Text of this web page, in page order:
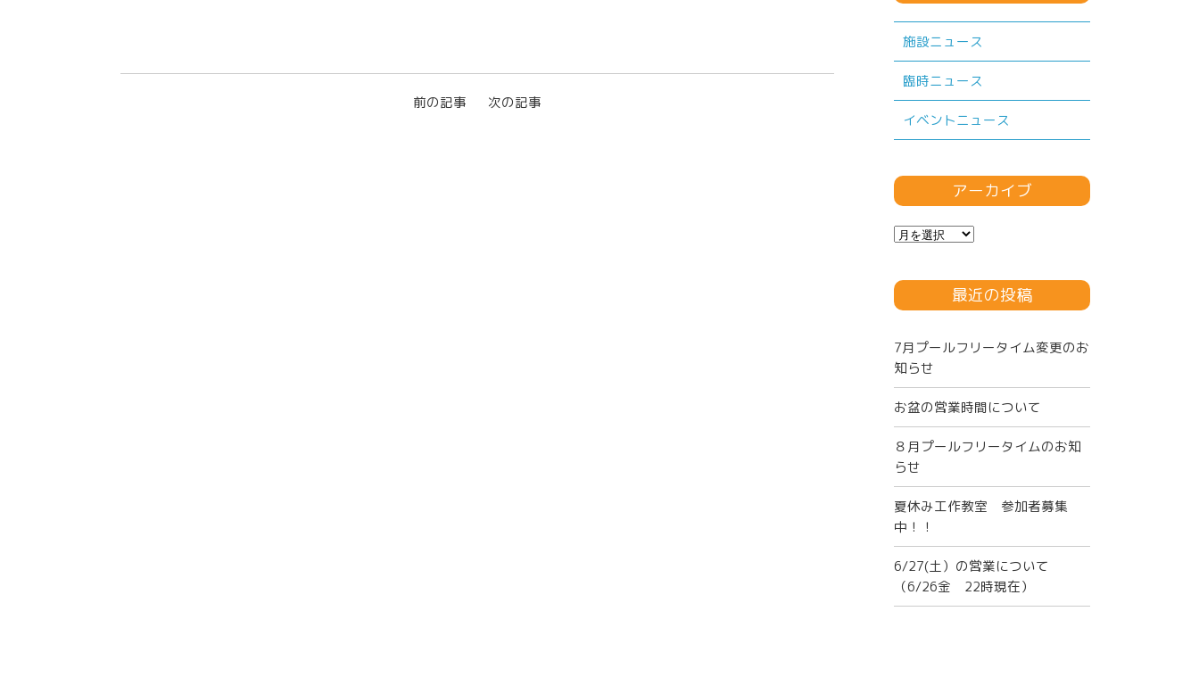
施設ニュース
臨時ニュース
イベントニュース
アーカイブ
ア
イ
ブ
最近の投稿
7月プールフリータイム変更のお
知らせ
お盆の営業時間について
８月プールフリータイムのお知
らせ
夏休み工作教室 参加者募集
中！！
6/27(土）の営業について
（6/26金 22時現在）
前の記事 次の記事